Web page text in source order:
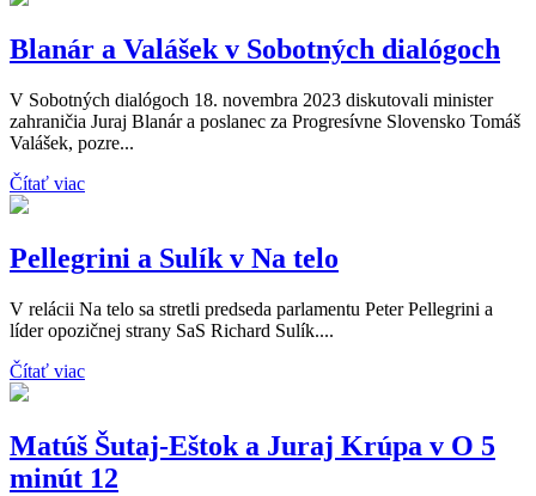
Blanár a Valášek v Sobotných dialógoch
V Sobotných dialógoch 18. novembra 2023 diskutovali minister
zahraničia Juraj Blanár a poslanec za Progresívne Slovensko Tomáš
Valášek, pozre...
Čítať viac
Pellegrini a Sulík v Na telo
V relácii Na telo sa stretli predseda parlamentu Peter Pellegrini a
líder opozičnej strany SaS Richard Sulík....
Čítať viac
Matúš Šutaj-Eštok a Juraj Krúpa v O 5
minút 12